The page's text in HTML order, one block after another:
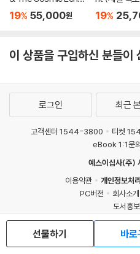
es (로니 리스턴 스미
w World [LP]
19% 55,000원
트) - With
19%
이 상품을 구입하신 분들이
선물하기 바로
로그인 최근
고객센터 1544-3800 티켓
eBook 1:1문
예스이십사(주)
이용약관
개인정보처
PC버전
회사소개
도서홍보
Copyright © YES24
MATOM16